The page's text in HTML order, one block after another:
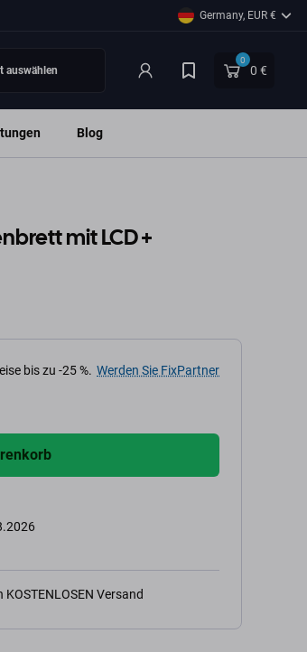
Germany, EUR €
auswählen
0
0 €
Blog
mit LCD +
bis zu -25 %. Werden Sie FixPartner
Versand